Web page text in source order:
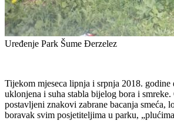
Uređenje Park Šume Đerzelez
Tijekom mjeseca lipnja i srpnja 2018.
uklonjena i suha stabla bijelog bora i
postavljeni znakovi zabrane bacanja smeća,
boravak svim posjetiteljima u parku,